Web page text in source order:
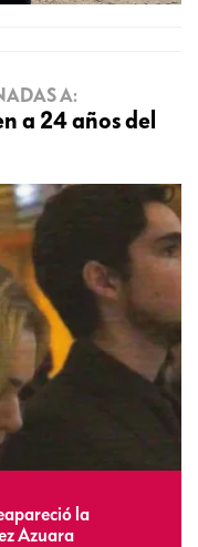
A:
a 24 años del
la
Azuara